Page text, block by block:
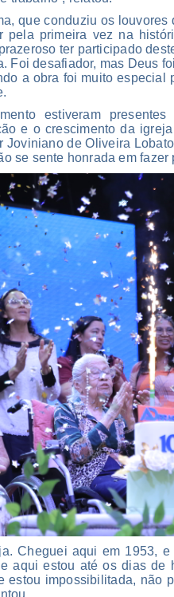
que conduziu os
pela primeira vez na
ter participado
Foi desafiador, mas Deus
a obra foi muito especial
estiveram
e o crescimento da
Joviniano de Oliveira
se sente honrada em fazer
Cheguei aqui em 1953,
aqui estou até os dias de
estou impossibilitada, não